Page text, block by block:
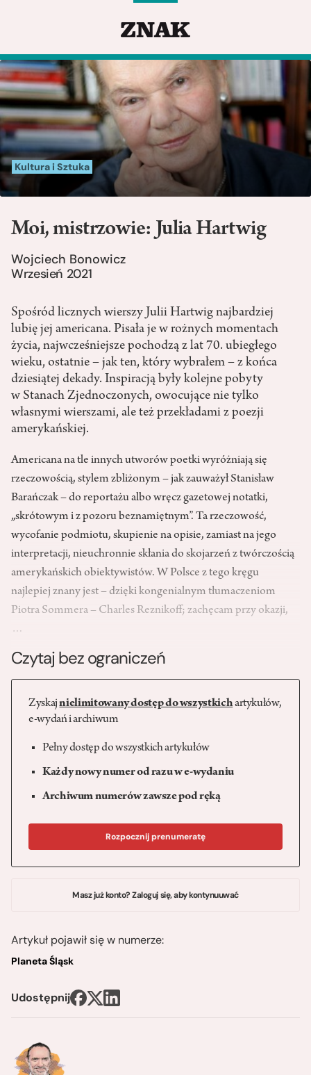
Kultura i Sztuka
Moi, mistrzowie: Julia Hartwig
Wojciech Bonowicz
Wrzesień 2021
Spośród licznych wierszy Julii Hartwig najbardziej
lubię jej americana. Pisała je w rożnych momentach
życia, najwcześniejsze pochodzą z lat 70. ubiegłego
wieku, ostatnie – jak ten, który wybrałem – z końca
dziesiątej dekady. Inspiracją były kolejne pobyty
w Stanach Zjednoczonych, owocujące nie tylko
własnymi wierszami, ale też przekładami z poezji
amerykańskiej.
Americana na tle innych utworów poetki wyróżniają się
rzeczowością, stylem zbliżonym – jak zauważył Stanisław
Barańczak – do reportażu albo wręcz gazetowej notatki,
„skrótowym i z pozoru beznamiętnym”. Ta rzeczowość,
wycofanie podmiotu, skupienie na opisie, zamiast na jego
interpretacji, nieuchronnie skłania do skojarzeń z twórczością
amerykańskich obiektywistów. W Polsce z tego kręgu
najlepiej znany jest – dzięki kongenialnym tłumaczeniom
Piotra Sommera – Charles Reznikoff; zachęcam przy okazji,
…
Czytaj bez ograniczeń
Zyskajnielimitowany dostęp do wszystkichartykułów,
e-wydań i archiwum
Pełny dostęp do wszystkich artykułów
Każdy nowy numer od razu w e-wydaniu
Archiwum numerów zawsze pod ręką
Rozpocznij prenumeratę
Masz już konto? Zaloguj się, aby kontynuuwać
Artykuł pojawił się w numerze:
Planeta Śląsk
Udostępnij